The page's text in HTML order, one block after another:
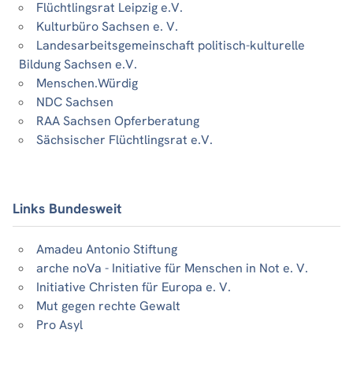
Flüchtlingsrat Leipzig e.V.
Kulturbüro Sachsen e. V.
Landesarbeitsgemeinschaft politisch-kulturelle
Bildung Sachsen e.V.
Menschen.Würdig
NDC Sachsen
RAA Sachsen Opferberatung
Sächsischer Flüchtlingsrat e.V.
Links Bundesweit
Amadeu Antonio Stiftung
arche noVa - Initiative für Menschen in Not e. V.
Initiative Christen für Europa e. V.
Mut gegen rechte Gewalt
Pro Asyl